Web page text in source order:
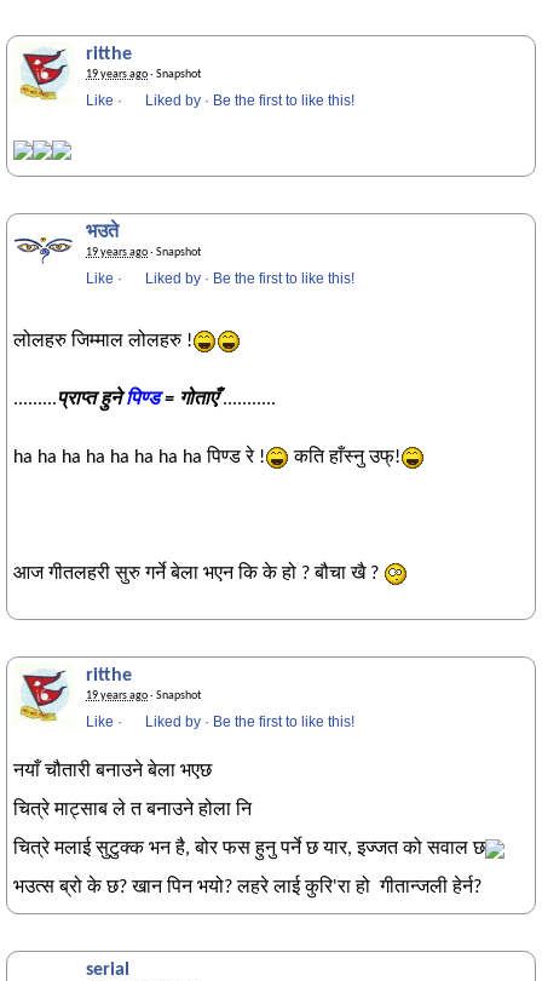
ritthe
19 years ago· Snapshot
Like · Liked by · Be the first to like this!
भउते
19 years ago· Snapshot
Like · Liked by · Be the first to like this!
लोलहरु जिम्माल लोलहरु !
.........प्राप्त हुनेपिण्ड‍= गोताएँ...........
ha ha ha ha ha ha ha ha पिण्ड रे ! कति हाँस्नु उफ्!
आज गीतलहरी सुरु गर्ने बेला भएन कि के हो ? बौचा खै ?
ritthe
19 years ago· Snapshot
Like · Liked by · Be the first to like this!
नयाँ चौतारी बनाउने बेला भएछ
चित्रे माट्साब ले त बनाउने होला नि
चित्रे मलाई सुटुक्क भन है, बोर फस हुनु पर्ने छ यार, इज्जत को सवाल छ
भउत्स ब्रो के छ? खान पिन भयो? लहरे लाई कुरि'रा हो गीतान्जली हेर्न?
serial